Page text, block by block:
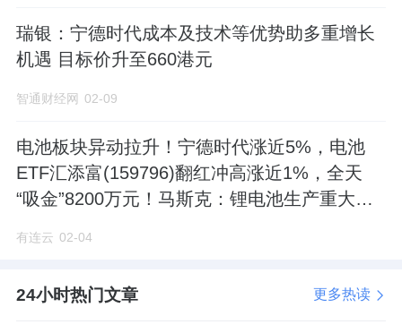
瑞银：宁德时代成本及技术等优势助多重增长
机遇 目标价升至660港元
智通财经网 02-09
电池板块异动拉升！宁德时代涨近5%，电池
ETF汇添富(159796)翻红冲高涨近1%，全天
“吸金”8200万元！马斯克：锂电池生产重大突
有连云 02-04
24小时热门文章 更多热读